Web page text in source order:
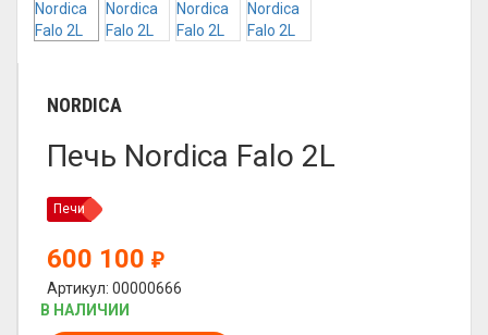
NORDICA
Печь Nordica Falo 2L
Печи
600 100 ₽
Артикул: 00000666
В НАЛИЧИИ